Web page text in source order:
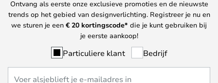
Ontvang als eerste onze exclusieve promoties en de nieuwste
trends op het gebied van designverlichting. Registreer je nu en
we sturen je een € 20 kortingscode* die je kunt gebruiken bij
je eerste aankoop!
Particuliere klant Bedrijf